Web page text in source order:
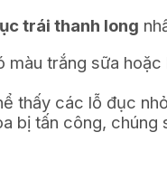
trái thanh long
màu trắng sữa hoặc
thấy các lỗ đục
bị tấn công,